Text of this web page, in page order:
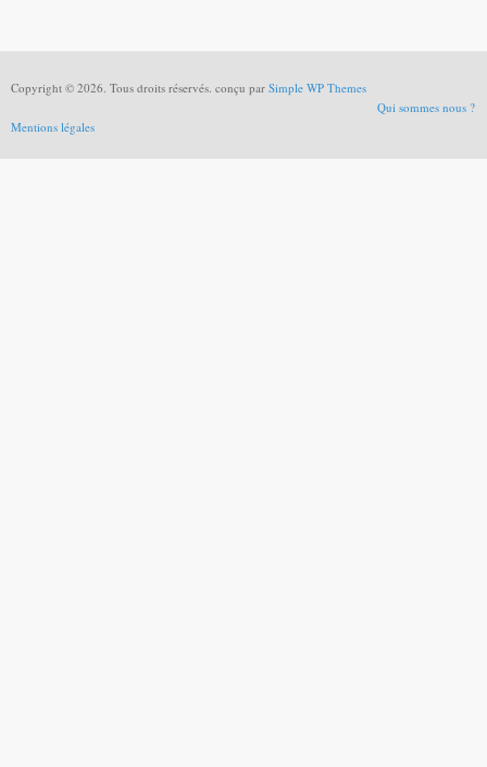
Copyright © 2026. Tous droits réservés. conçu par Simple WP Themes
Qui sommes nous ?
Mentions légales